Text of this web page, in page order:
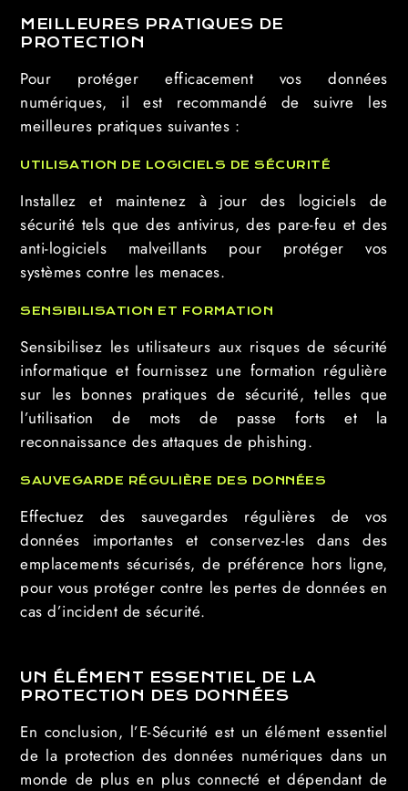
MEILLEURES PRATIQUES DE
PROTECTION
Pour protéger efficacement vos données
numériques, il est recommandé de suivre les
meilleures pratiques suivantes :
UTILISATION DE LOGICIELS DE SÉCURITÉ
Installez et maintenez à jour des logiciels de
sécurité tels que des antivirus, des pare-feu et des
anti-logiciels malveillants pour protéger vos
systèmes contre les menaces.
SENSIBILISATION ET FORMATION
Sensibilisez les utilisateurs aux risques de sécurité
informatique et fournissez une formation régulière
sur les bonnes pratiques de sécurité, telles que
l’utilisation de mots de passe forts et la
reconnaissance des attaques de phishing.
SAUVEGARDE RÉGULIÈRE DES DONNÉES
Effectuez des sauvegardes régulières de vos
données importantes et conservez-les dans des
emplacements sécurisés, de préférence hors ligne,
pour vous protéger contre les pertes de données en
cas d’incident de sécurité.
UN ÉLÉMENT ESSENTIEL DE LA
PROTECTION DES DONNÉES
En conclusion, l’E-Sécurité est un élément essentiel
de la protection des données numériques dans un
monde de plus en plus connecté et dépendant de